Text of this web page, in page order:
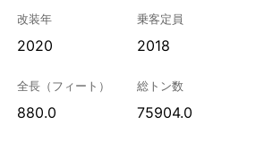
改装年
2020
乗客定員
2018
全長（フィート）
880.0
総トン数
75904.0